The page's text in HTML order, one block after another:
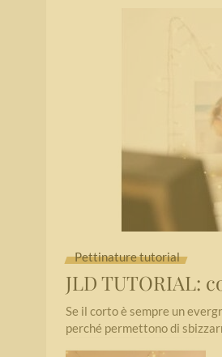
Pettinature tutorial
JLD TUTORIAL:
Se il corto è sempre un
perché permettono di